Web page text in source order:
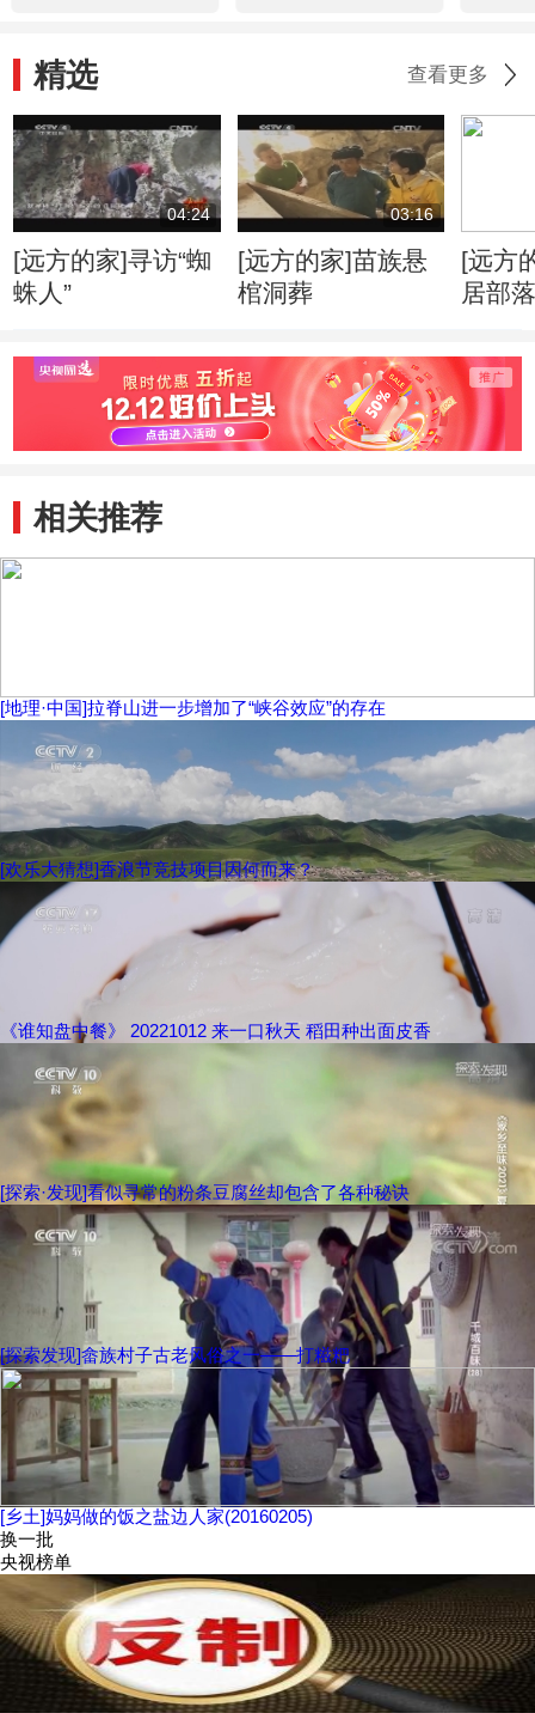
精选 查看更多
04:24
[远方的家]寻访“蜘
蛛人”
03:16
[远方的家]苗族悬
棺洞葬
[远方
居部落
相关推荐
[地理·中国]拉脊山进一步增加了“峡谷效应”的存在
[欢乐大猜想]香浪节竞技项目因何而来？
《谁知盘中餐》 20221012 来一口秋天 稻田种出面皮香
[探索·发现]看似寻常的粉条豆腐丝却包含了各种秘诀
[探索发现]畲族村子古老风俗之一——打糍粑
[乡土]妈妈做的饭之盐边人家(20160205)
换一批
央视榜单